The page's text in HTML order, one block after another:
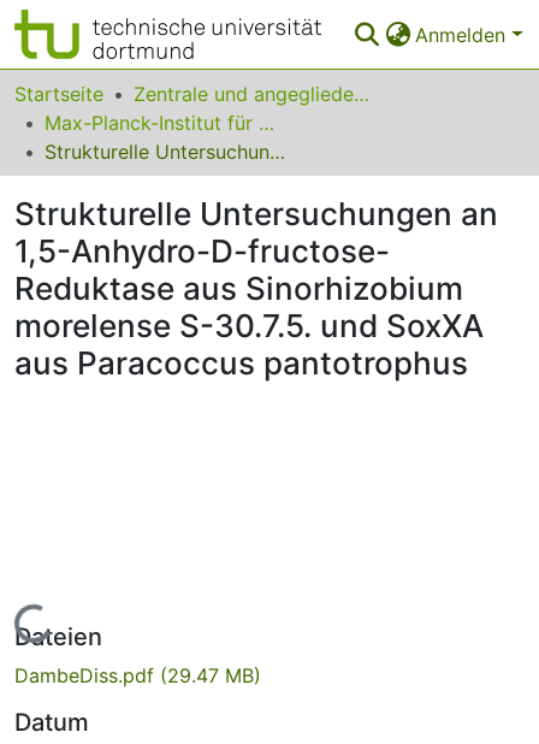
Anmelden
Bereiche & Sammlungen
Das gesamte Repositorium
FAQ
Leitlinien
Zurück zur Startseite
Startseite
Zentrale und angegliederte Institute
Max-Planck-Institut für molekulare Physiologie
Strukturelle Untersuchungen an 1,5-Anhydro-D-fructose-Reduktase aus Sinorhizobium morelense S-30.7.5. und SoxXA aus Paracoccus pantotrophus
Strukturelle Untersuchungen an
1,5-Anhydro-D-fructose-
Reduktase aus Sinorhizobium
morelense S-30.7.5. und SoxXA
aus Paracoccus pantotrophus
Lade...
Dateien
DambeDiss.pdf (29.47 MB)
Datum